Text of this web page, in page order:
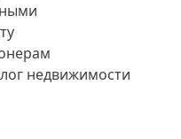
недвижимости